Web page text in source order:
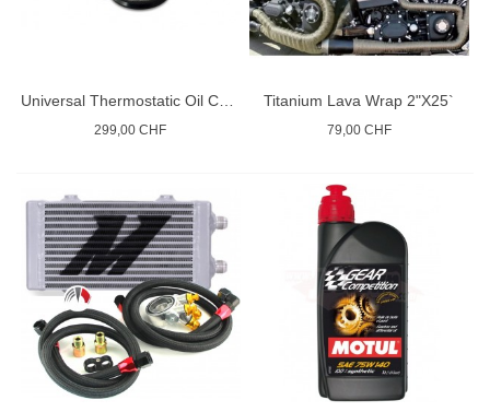
Universal Thermostatic Oil Cooler Sandwich Adapter
299,00 CHF
Titanium Lava Wrap 2"X25`
79,00 CHF